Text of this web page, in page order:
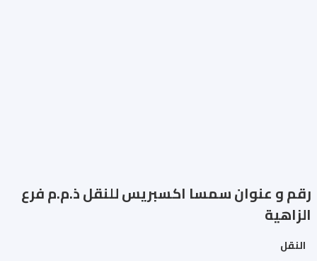
رقم و عنوان سمسا اكسبريس للنقل ذ.م.م فرع
الزاهية
النقل